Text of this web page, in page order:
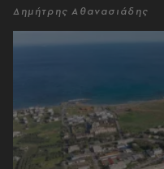
Δημήτρης Αθανασιάδης